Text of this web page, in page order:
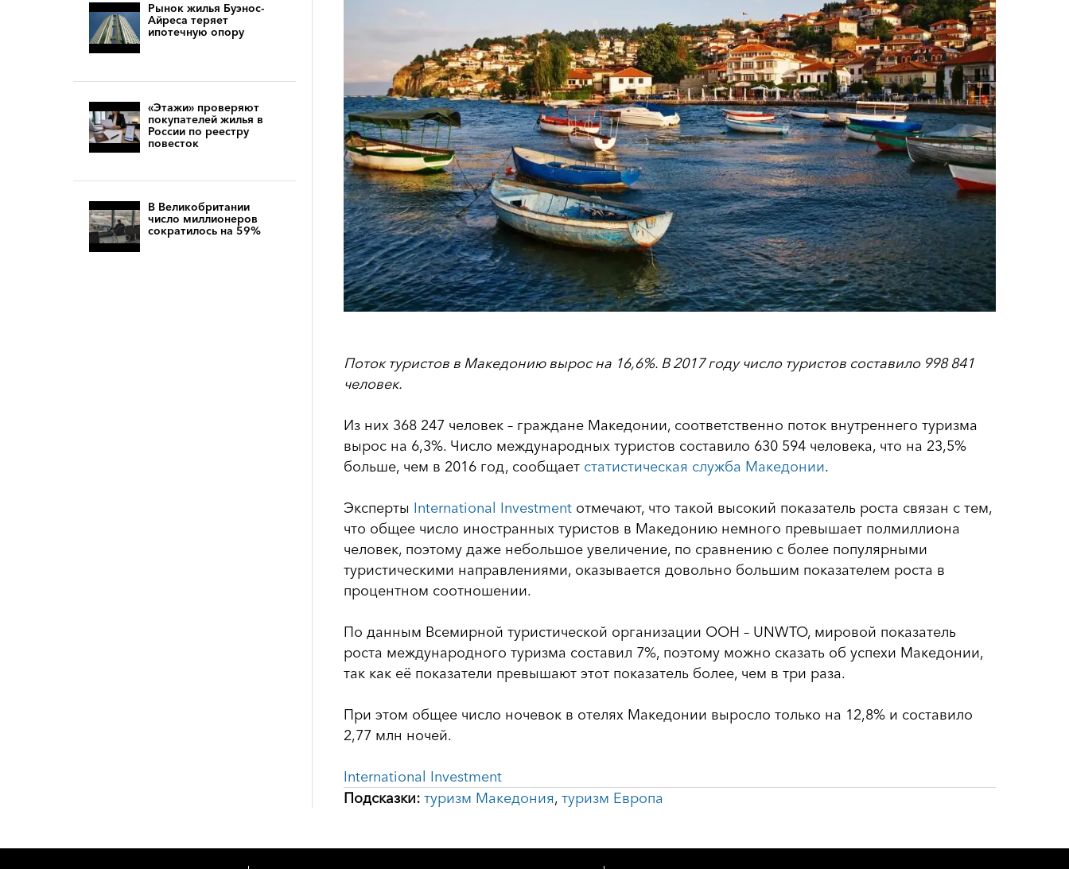
Рынок жилья Буэнос-
Айреса теряет
ипотечную опору
«Этажи» проверяют
покупателей жилья в
России по реестру
повесток
В Великобритании
число миллионеров
сократилось на 59%
Поток туристов в Македонию вырос на 16,6%. В 2017 году число туристов составило 998 841
человек.
Из них 368 247 человек – граждане Македонии, соответственно поток внутреннего туризма
вырос на 6,3%. Число международных туристов составило 630 594 человека, что на 23,5%
больше, чем в 2016 год, сообщает статистическая служба Македонии.
Эксперты International Investment отмечают, что такой высокий показатель роста связан с тем,
что общее число иностранных туристов в Македонию немного превышает полмиллиона
человек, поэтому даже небольшое увеличение, по сравнению с более популярными
туристическими направлениями, оказывается довольно большим показателем роста в
процентном соотношении.
По данным Всемирной туристической организации ООН – UNWTO, мировой показатель
роста международного туризма составил 7%, поэтому можно сказать об успехи Македонии,
так как её показатели превышают этот показатель более, чем в три раза.
При этом общее число ночевок в отелях Македонии выросло только на 12,8% и составило
2,77 млн ночей.
International Investment
Подсказки: туризм Македония, туризм Европа